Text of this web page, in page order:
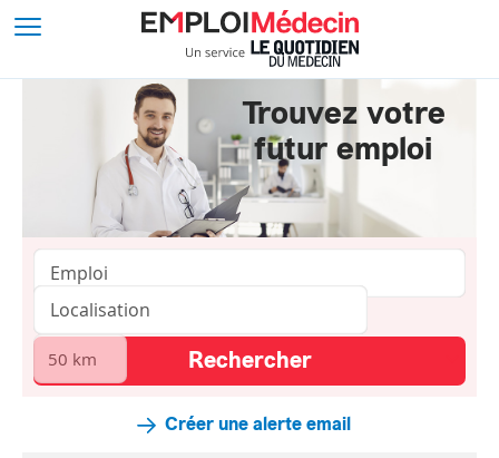
Trouvez votre
futur emploi
Créer une alerte email